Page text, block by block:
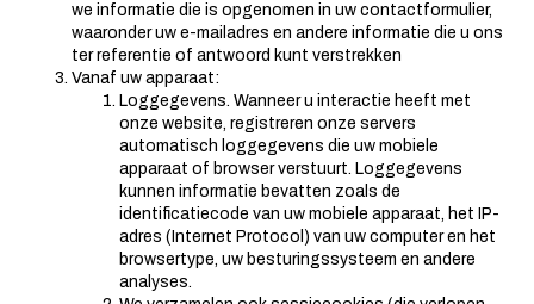
we informatie die is opgenomen in uw contactformulier,
waaronder uw e-mailadres en andere informatie die u ons
ter referentie of antwoord kunt verstrekken
Vanaf uw apparaat:
Loggegevens. Wanneer u interactie heeft met
onze website, registreren onze servers
automatisch loggegevens die uw mobiele
apparaat of browser verstuurt. Loggegevens
kunnen informatie bevatten zoals de
identificatiecode van uw mobiele apparaat, het IP-
adres (Internet Protocol) van uw computer en het
browsertype, uw besturingssysteem en andere
analyses.